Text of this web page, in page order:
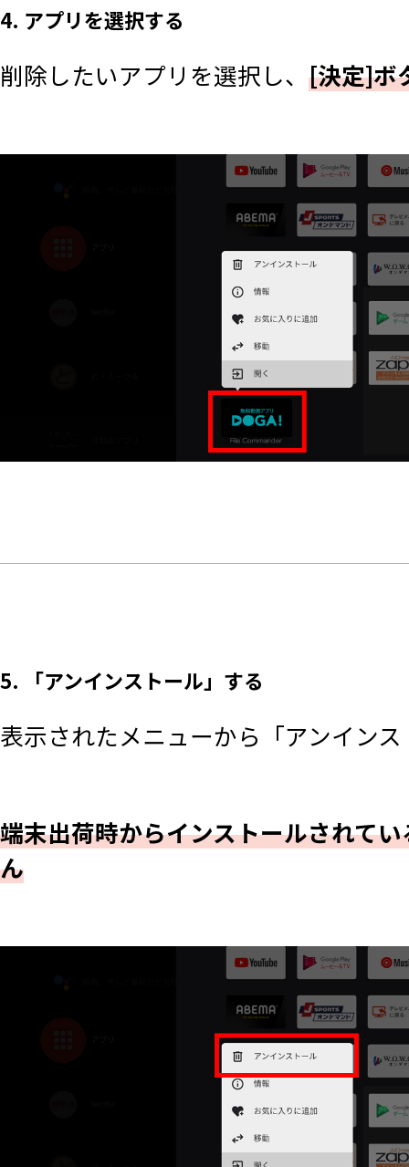
4. アプリを選択する
削除したいアプリを選択し、 [決定]ボ
5. 「アンインストール」する
表示されたメニューから「アンイン
端末出荷時からインストールされて
ん